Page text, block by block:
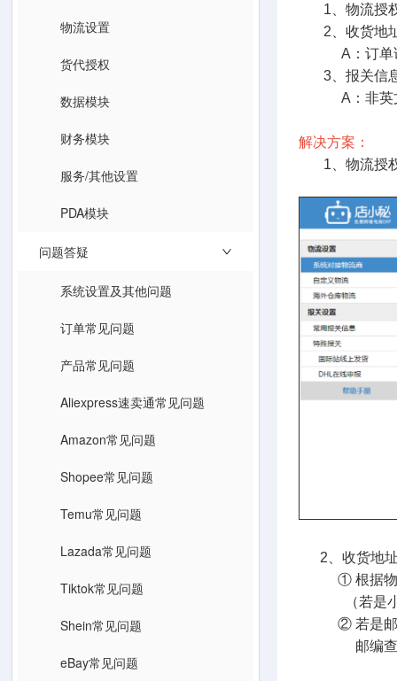
物流设置
货代授权
数据模块
财务模块
服务/其他设置
PDA模块
问题答疑
系统设置及其他问题
订单常见问题
产品常见问题
Aliexpress速卖通常见问题
Amazon常见问题
Shopee常见问题
Temu常见问题
Lazada常见问题
Tiktok常见问题
Shein常见问题
eBay常见问题
1、物流授
2、收货地
A：订单详
3、报关信息
A：非英文
解决方案：
1、物流授权
2、收货地址
① 根据物流
（若是小语
② 若是邮编
邮编查询